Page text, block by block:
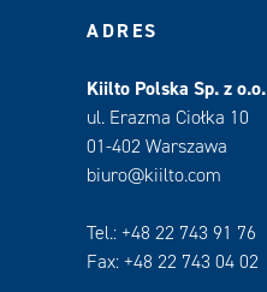
ADRES
Kiilto Polska Sp. z o.o.
ul. Erazma Ciołka 10
01-402 Warszawa
biuro@kiilto.com
Tel.: +48 22 743 91 76
Fax: +48 22 743 04 02